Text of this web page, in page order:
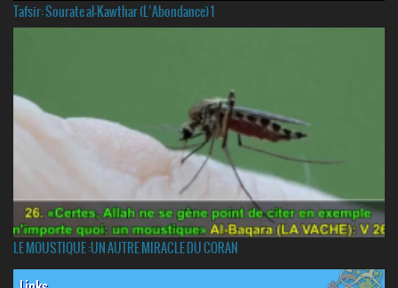
Tafsir: Sourate al-Kawthar (L’Abondance) 1
LE MOUSTIQUE :UN AUTRE MIRACLE DU CORAN